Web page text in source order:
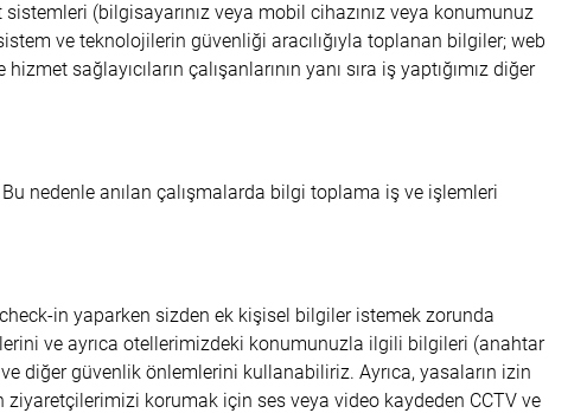
(bilgisayarınız veya mobil cihazınız veya konumunuz
ve teknolojilerin güvenliği aracılığıyla toplanan bilgiler; web
sağlayıcıların çalışanlarının yanı sıra iş yaptığımız diğer
nedenle anılan çalışmalarda bilgi toplama iş ve işlemleri
in yaparken sizden ek kişisel bilgiler istemek zorunda
ve ayrıca otellerimizdeki konumunuzla ilgili bilgileri (anahtar
diğer güvenlik önlemlerini kullanabiliriz. Ayrıca, yasaların izin
korumak için ses veya video kaydeden CCTV ve